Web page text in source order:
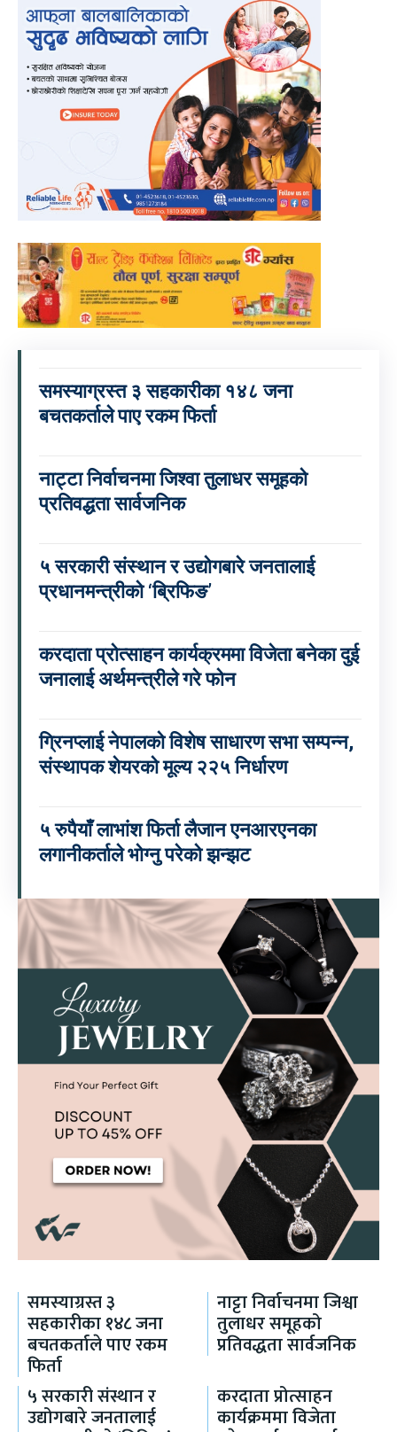
समस्याग्रस्त ३ सहकारीका १४८ जना
बचतकर्ताले पाए रकम फिर्ता
नाट्टा निर्वाचनमा जिश्वा तुलाधर समूहको
प्रतिवद्धता सार्वजनिक
५ सरकारी संस्थान र उद्योगबारे जनतालाई
प्रधानमन्त्रीको ‘ब्रिफिङ’
करदाता प्रोत्साहन कार्यक्रममा विजेता बनेका दुई
जनालाई अर्थमन्त्रीले गरे फोन
ग्रिनप्लाई नेपालको विशेष साधारण सभा सम्पन्न,
संस्थापक शेयरको मूल्य २२५ निर्धारण
५ रुपैयाँ लाभांश फिर्ता लैजान एनआरएनका
लगानीकर्ताले भोग्नु परेको झन्झट
समस्याग्रस्त ३
सहकारीका १४८ जना
बचतकर्ताले पाए रकम
फिर्ता
नाट्टा निर्वाचनमा जिश्वा
तुलाधर समूहको
प्रतिवद्धता सार्वजनिक
५ सरकारी संस्थान र
उद्योगबारे जनतालाई
करदाता प्रोत्साहन
कार्यक्रममा विजेता